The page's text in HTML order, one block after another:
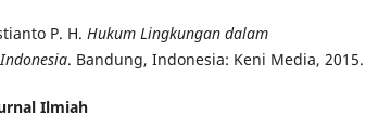
P. H. Hukum Lingkungan dalam
. Bandung, Indonesia: Keni Media, 2015.
Ilmiah